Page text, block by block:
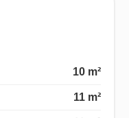
10 m²
11 m²